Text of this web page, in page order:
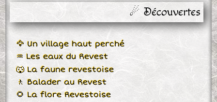
☄ Découvertes
🦅 Un village haut perché
♒ Les eaux du Revest
🐺 La faune revestoise
🚶 Balader au Revest
🌻 La flore Revestoise